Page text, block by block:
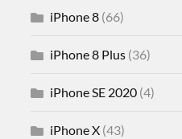
iPhone 8 (66)
iPhone 8 Plus (36)
iPhone SE 2020 (4)
iPhone X (43)